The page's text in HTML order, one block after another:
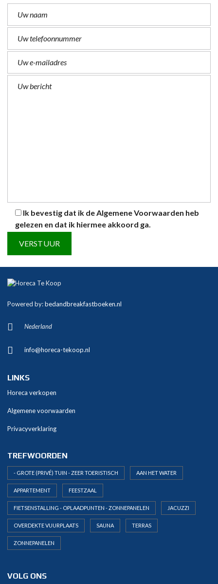
Ik bevestig dat ik deAlgemene Voorwaarden heb
gelezen en dat ik hiermee akkoord ga.
l
e
n
t
v
e
Powered by:bedandbreakfastboeken.nl
Nederland
info@horeca-tekoop.nl
LINKS
Horeca verkopen
Algemene voorwaarden
Privacyverklaring
TREFWOORDEN
- GROTE (PRIVÉ) TUIN - ZEER TOERISTISCH AAN HET WATER
APPARTEMENT FEESTZAAL
FIETSENSTALLING - OPLAADPUNTEN - ZONNEPANELEN JACUZZI
OVERDEKTE VUURPLAATS SAUNA TERRAS
ZONNEPANELEN
VOLG ONS